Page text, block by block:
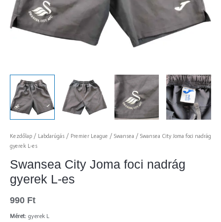
Kezdőlap / Labdarúgás / Premier League / Swansea / Swansea City Joma foci nadrág
gyerek L-es
Swansea City Joma foci nadrág
gyerek L-es
990 Ft
Méret: gyerek L